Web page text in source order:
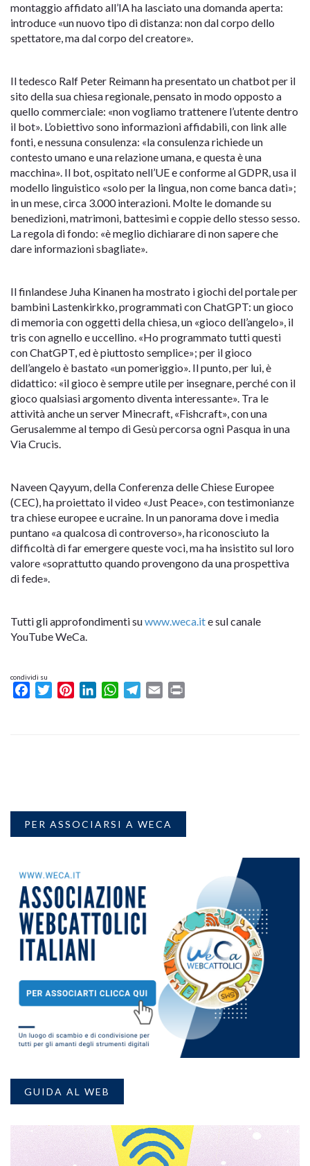
montaggio affidato all’IA ha lasciato una domanda aperta:
introduce «un nuovo tipo di distanza: non dal corpo dello
spettatore, ma dal corpo del creatore».
Il tedesco Ralf Peter Reimann ha presentato un chatbot per il
sito della sua chiesa regionale, pensato in modo opposto a
quello commerciale: «non vogliamo trattenere l’utente dentro
il bot». L’obiettivo sono informazioni affidabili, con link alle
fonti, e nessuna consulenza: «la consulenza richiede un
contesto umano e una relazione umana, e questa è una
macchina». Il bot, ospitato nell’UE e conforme al GDPR, usa il
modello linguistico «solo per la lingua, non come banca dati»;
in un mese, circa 3.000 interazioni. Molte le domande su
benedizioni, matrimoni, battesimi e coppie dello stesso sesso.
La regola di fondo: «è meglio dichiarare di non sapere che
dare informazioni sbagliate».
Il finlandese Juha Kinanen ha mostrato i giochi del portale per
bambini Lastenkirkko, programmati con ChatGPT: un gioco
di memoria con oggetti della chiesa, un «gioco dell’angelo», il
tris con agnello e uccellino. «Ho programmato tutti questi
con ChatGPT, ed è piuttosto semplice»; per il gioco
dell’angelo è bastato «un pomeriggio». Il punto, per lui, è
didattico: «il gioco è sempre utile per insegnare, perché con il
gioco qualsiasi argomento diventa interessante». Tra le
attività anche un server Minecraft, «Fishcraft», con una
Gerusalemme al tempo di Gesù percorsa ogni Pasqua in una
Via Crucis.
Naveen Qayyum, della Conferenza delle Chiese Europee
(CEC), ha proiettato il video «Just Peace», con testimonianze
tra chiese europee e ucraine. In un panorama dove i media
puntano «a qualcosa di controverso», ha riconosciuto la
difficoltà di far emergere queste voci, ma ha insistito sul loro
valore «soprattutto quando provengono da una prospettiva
di fede».
Tutti gli approfondimenti suwww.weca.ite sul canale
YouTube WeCa.
condividi su
FacebookTwitterPinterestLinkedInWhatsAppTelegram
Email
PER ASSOCIARSI A WECA
GUIDA AL WEB